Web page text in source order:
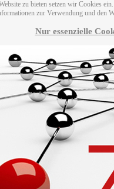
zu bieten setzen wir Cookies
zur Verwendung und den
Nur essenzielle